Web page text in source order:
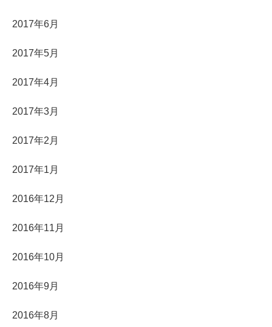
2017年6月
2017年5月
2017年4月
2017年3月
2017年2月
2017年1月
2016年12月
2016年11月
2016年10月
2016年9月
2016年8月